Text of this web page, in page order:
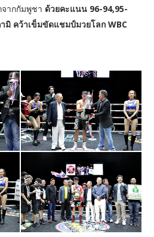
ากกัมพูชา ด้วยคะแนน 96-94,95-
มิ คว้าเข็มขัดแชมป์มวยโลก WBC